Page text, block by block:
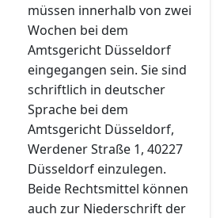
müssen innerhalb von zwei
Wochen bei dem
Amtsgericht Düsseldorf
eingegangen sein. Sie sind
schriftlich in deutscher
Sprache bei dem
Amtsgericht Düsseldorf,
Werdener Straße 1, 40227
Düsseldorf einzulegen.
Beide Rechtsmittel können
auch zur Niederschrift der